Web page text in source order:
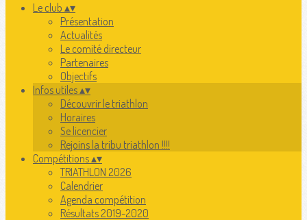
Le club ▴▾
Présentation
Actualités
Le comité directeur
Partenaires
Objectifs
Infos utiles▴▾
Découvrir le triathlon
Horaires
Se licencier
Rejoins la tribu triathlon !!!!
Compétitions▴▾
TRIATHLON 2026
Calendrier
Agenda compétition
Résultats 2019-2020